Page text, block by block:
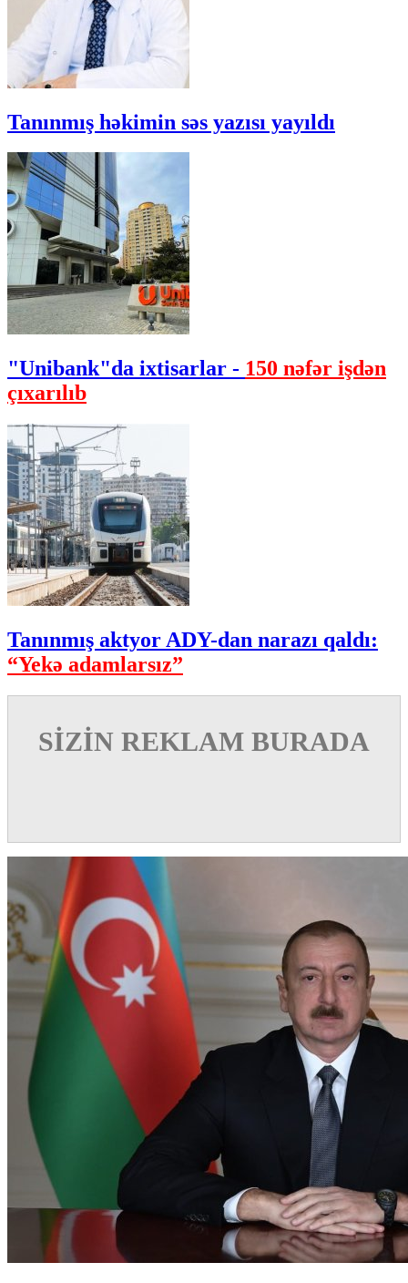
Tanınmış həkimin səs yazısı yayıldı
"Unibank"da ixtisarlar - 150 nəfər işdən
çıxarılıb
Tanınmış aktyor ADY-dan narazı qaldı:
“Yekə adamlarsız”
SİZİN REKLAM BURADA